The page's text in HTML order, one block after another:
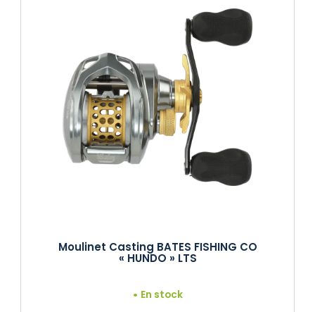
Moulinet Casting BATES FISHING CO
« HUNDO » LTS
En stock